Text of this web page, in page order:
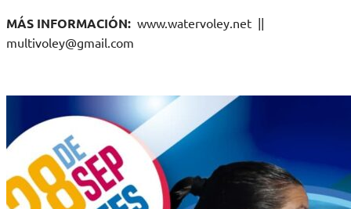
MÁS INFORMACIÓN: www.watervoley.net ||
multivoley@gmail.com